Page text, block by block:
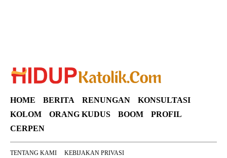
HOME BERITA RENUNGAN
KONSULTASI
KOLOM
ORANG KUDUS BOOM
PROFIL
CERPEN
TENTANG KAMI
KEBIJAKAN PRIVASI